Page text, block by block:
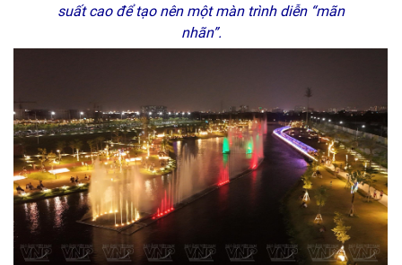
suất cao để tạo nên một màn trình diễn “mãn
nhãn”.